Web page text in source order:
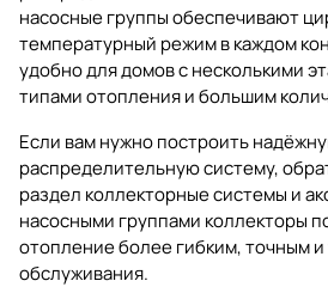
насосные группы обеспечивают
температурный режим в каждом
удобно для домов с несколькими
типами отопления и большим
Если вам нужно построить
распределительную систему,
раздел коллекторные системы и
насосными группами коллекторы
отопление более гибким, точным
обслуживания.